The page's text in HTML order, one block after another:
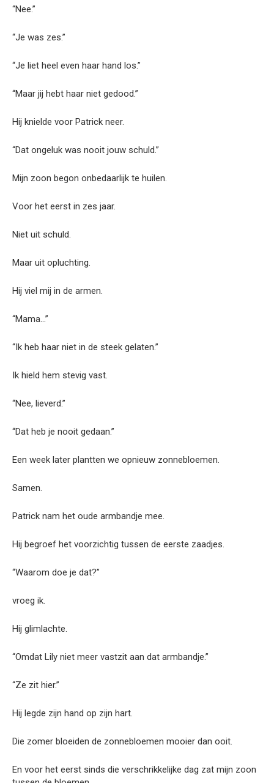
“Nee.”
“Je was zes.”
“Je liet heel even haar hand los.”
“Maar jij hebt haar niet gedood.”
Hij knielde voor Patrick neer.
“Dat ongeluk was nooit jouw schuld.”
Mijn zoon begon onbedaarlijk te huilen.
Voor het eerst in zes jaar.
Niet uit schuld.
Maar uit opluchting.
Hij viel mij in de armen.
“Mama…”
“Ik heb haar niet in de steek gelaten.”
Ik hield hem stevig vast.
“Nee, lieverd.”
“Dat heb je nooit gedaan.”
Een week later plantten we opnieuw zonnebloemen.
Samen.
Patrick nam het oude armbandje mee.
Hij begroef het voorzichtig tussen de eerste zaadjes.
“Waarom doe je dat?”
vroeg ik.
Hij glimlachte.
“Omdat Lily niet meer vastzit aan dat armbandje.”
“Ze zit hier.”
Hij legde zijn hand op zijn hart.
Die zomer bloeiden de zonnebloemen mooier dan ooit.
En voor het eerst sinds die verschrikkelijke dag zat mijn zoon